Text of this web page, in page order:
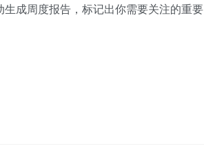
成周度报告，标记出你需要关注的重要